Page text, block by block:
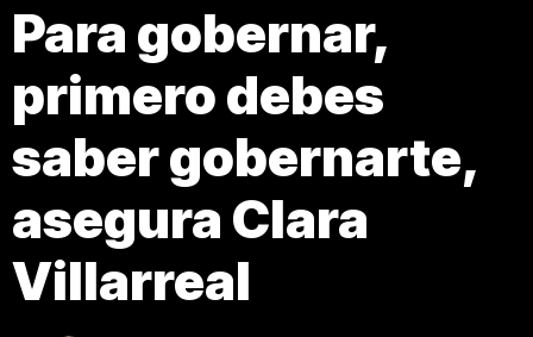
Para gobernar,
primero debes
saber gobernarte,
asegura Clara
Villarreal